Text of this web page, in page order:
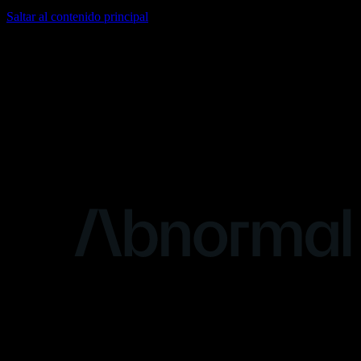
Saltar al contenido principal